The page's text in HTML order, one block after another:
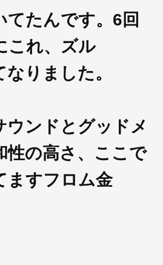
てたんです。6回
これ、ズル
りました。
ンドとグッドメ
性の高さ、ここで
ますフロム金